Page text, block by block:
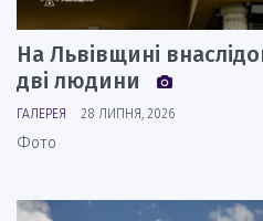
На Львівщині
дві людини
ГАЛЕРЕЯ 28 ЛИПНЯ, 2026
Фото